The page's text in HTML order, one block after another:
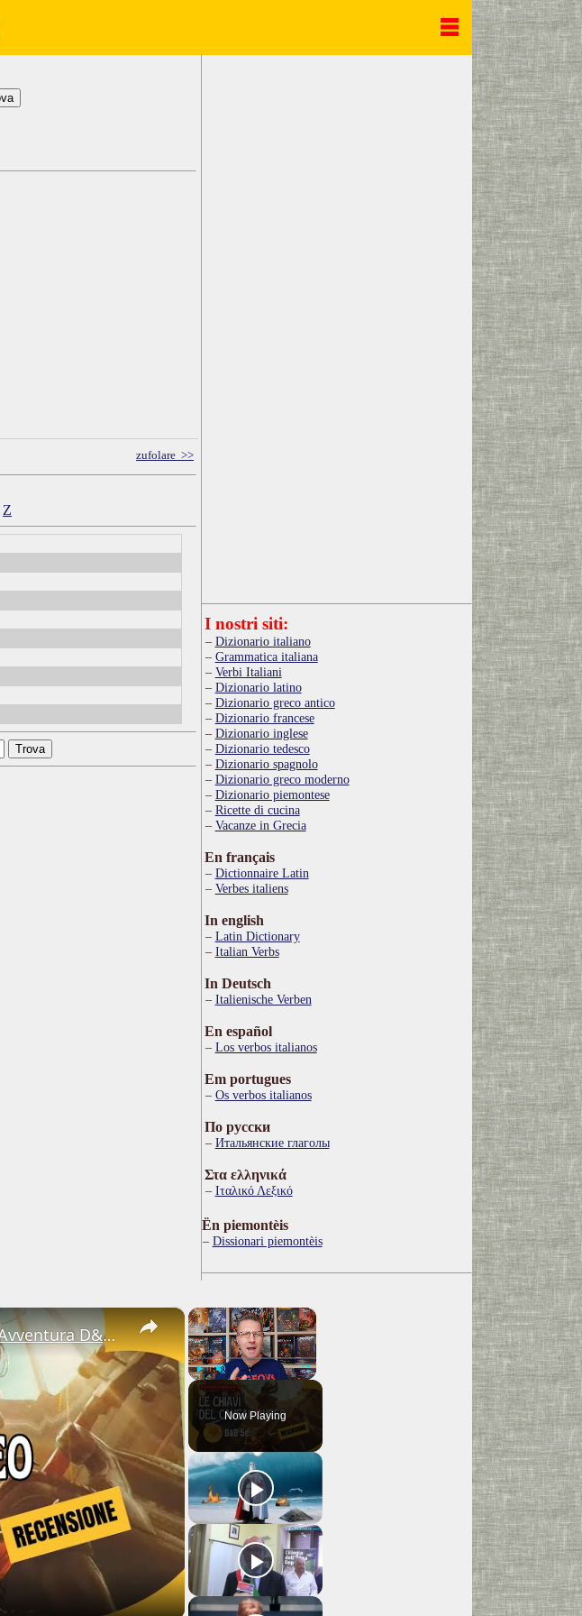
zufolare >>
Z
I nostri siti:
Dizionario italiano
Grammatica italiana
Verbi Italiani
Dizionario latino
Dizionario greco antico
Dizionario francese
Dizionario inglese
Dizionario tedesco
Dizionario spagnolo
Dizionario greco moderno
Dizionario piemontese
Ricette di cucina
Vacanze in Grecia
En français
Dictionnaire Latin
Verbes italiens
In english
Latin Dictionary
Italian Verbs
In Deutsch
Italienische Verben
En español
Los verbos italianos
Em portugues
Os verbos italianos
По русски
Итальянские глаголы
Στα ελληνικά
Ιταλικό Λεξικό
Ën piemontèis
Dissionari piemontèis
×
Unmute Fullscreen
Now Playing
×
Le Chiavi del Caveau Aureo: Recensione (Avventura D&D 5e)